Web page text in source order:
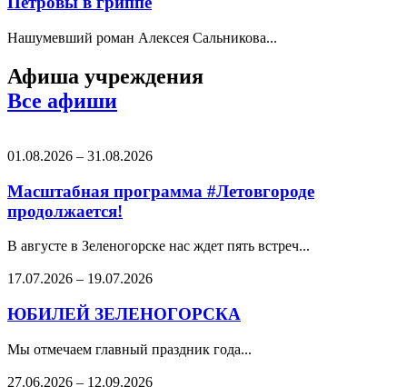
Нашумевший роман Алексея Сальникова...
Афиша учреждения
Все афиши
01.08.2026 – 31.08.2026
Масштабная программа #Летовгороде
продолжается!
В августе в Зеленогорске нас ждет пять встреч...
17.07.2026 – 19.07.2026
ЮБИЛЕЙ ЗЕЛЕНОГОРСКА
Мы отмечаем главный праздник года...
27.06.2026 – 12.09.2026